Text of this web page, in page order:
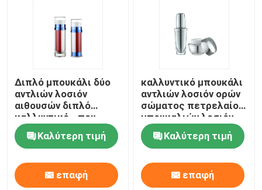
Διπλό μπουκάλι δύο
αντλιών λοσιόν
αιθουσών διπλό
καλλυντικό - που
πλαισιώνεται με τη
σαφή ΚΑΠΚαλύτερη τιμή
επαφή
καλλυντικό μπουκάλι
αντλιών λοσιόν ορών
σώματος πετρελαίου
μπουκαλιών λοσιόν
30ml 60ml
Καλύτερη τιμή
επαφή